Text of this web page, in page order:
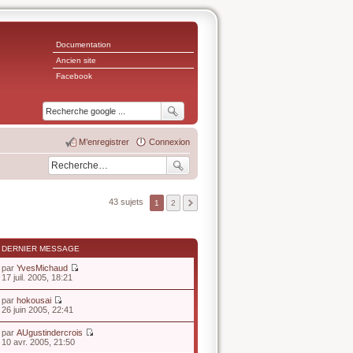
Documentation
Ancien site
Facebook
Connexion
M’enregistrer
43 sujets 1 2
DERNIER MESSAGE
par YvesMichaud
e
d
17 juil. 2005, 18:21
par hokousai
V
r
l
26 juin 2005, 22:41
par AUgustindercrois
10 avr. 2005, 21:50